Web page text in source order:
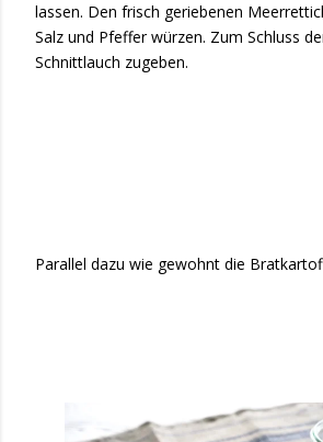
lassen. Den frisch geriebenen
Salz und Pfeffer würzen. Zum Schluss
Schnittlauch zugeben.
Parallel dazu wie gewohnt die